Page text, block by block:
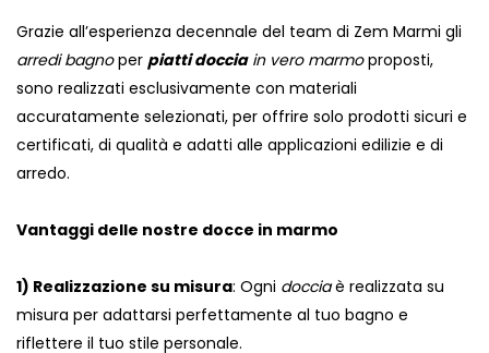
Grazie all’esperienza decennale del team di Zem Marmi gli
arredi bagnoper piatti docciain vero marmoproposti,
sono realizzati esclusivamente con materiali
accuratamente selezionati, per offrire solo prodotti sicuri e
certificati, di qualità e adatti alle applicazioni edilizie e di
arredo.
Vantaggi delle nostre docce in marmo
1) Realizzazione su misura: Ogni docciaè realizzata su
misura per adattarsi perfettamente al tuo bagno e
riflettere il tuo stile personale.